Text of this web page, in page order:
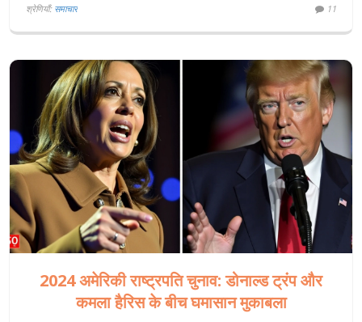
श्रेणियाँ: समाचार 11
2024 अमेरिकी राष्ट्रपति चुनाव: डोनाल्ड ट्रंप और
कमला हैरिस के बीच घमासान मुकाबला